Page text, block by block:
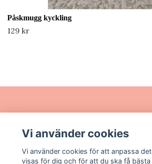
Påskmugg kyckling
129 kr
Sociala medier
Vi använder cookies
Vi använder cookies för att anpassa
visas för dig och för att du ska få bästa